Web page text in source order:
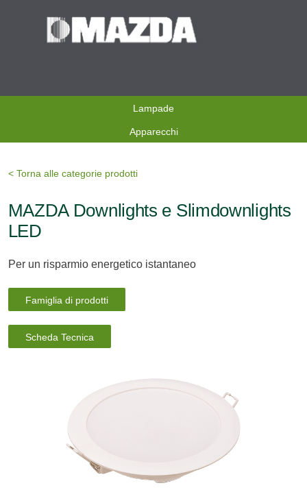
Lampade
Apparecchi
< Torna alle categorie prodotti
MAZDA Downlights e Slimdownlights
LED
Per un risparmio energetico istantaneo
Famiglia di prodotti
Scheda Tecnica